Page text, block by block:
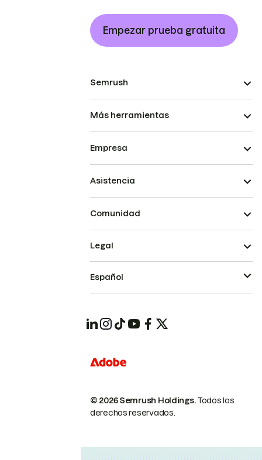
Empezar prueba gratuita
Semrush
Más herramientas
Empresa
Asistencia
Comunidad
© 2026 Semrush Holdings.Todos los
derechos reservados.
Legal
Español